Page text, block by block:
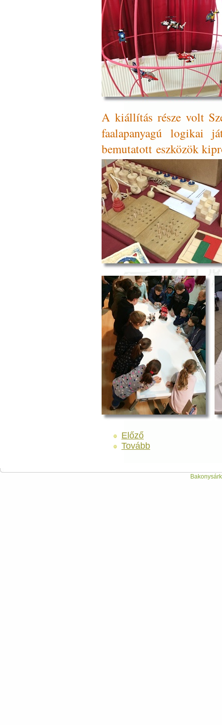
A kiállítás része volt
faalapanyagú logikai
bemutatott eszközök
Előző
Tovább